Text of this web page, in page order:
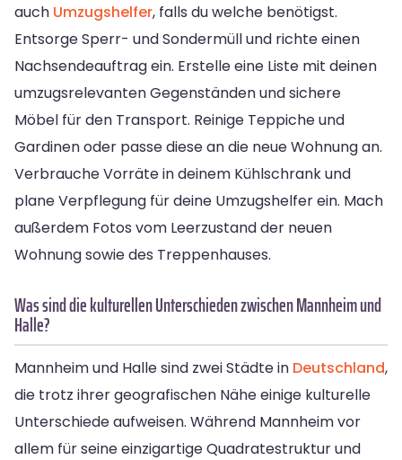
auch Umzugshelfer, falls du welche benötigst.
Entsorge Sperr- und Sondermüll und richte einen
Nachsendeauftrag ein. Erstelle eine Liste mit deinen
umzugsrelevanten Gegenständen und sichere
Möbel für den Transport. Reinige Teppiche und
Gardinen oder passe diese an die neue Wohnung an.
Verbrauche Vorräte in deinem Kühlschrank und
plane Verpflegung für deine Umzugshelfer ein. Mach
außerdem Fotos vom Leerzustand der neuen
Wohnung sowie des Treppenhauses.
Was sind die kulturellen Unterschieden zwischen Mannheim und
Halle?
Mannheim und Halle sind zwei Städte in Deutschland,
die trotz ihrer geografischen Nähe einige kulturelle
Unterschiede aufweisen. Während Mannheim vor
allem für seine einzigartige Quadratestruktur und